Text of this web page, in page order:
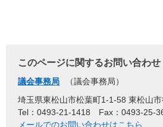
このページに関するお問い合わせ
議会事務局
議会事務局
埼玉県東松山市松葉町1-1-58 東松山
Tel：0493-21-1418
Fax：0493-25-
メールでのお問い合わせはこちら